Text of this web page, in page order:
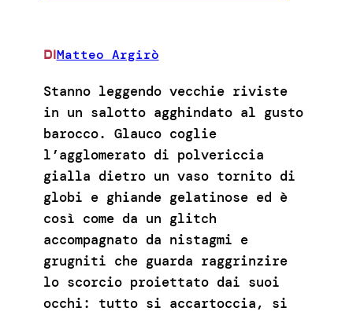
DIMatteo Argirò
Stanno leggendo vecchie riviste
in un salotto agghindato al gusto
barocco. Glauco coglie
l’agglomerato di polvericcia
gialla dietro un vaso tornito di
globi e ghiande gelatinose ed è
così come da un glitch
accompagnato da nistagmi e
grugniti che guarda raggrinzire
lo scorcio proiettato dai suoi
occhi: tutto si accartoccia, si